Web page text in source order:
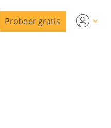
Probeer gratis